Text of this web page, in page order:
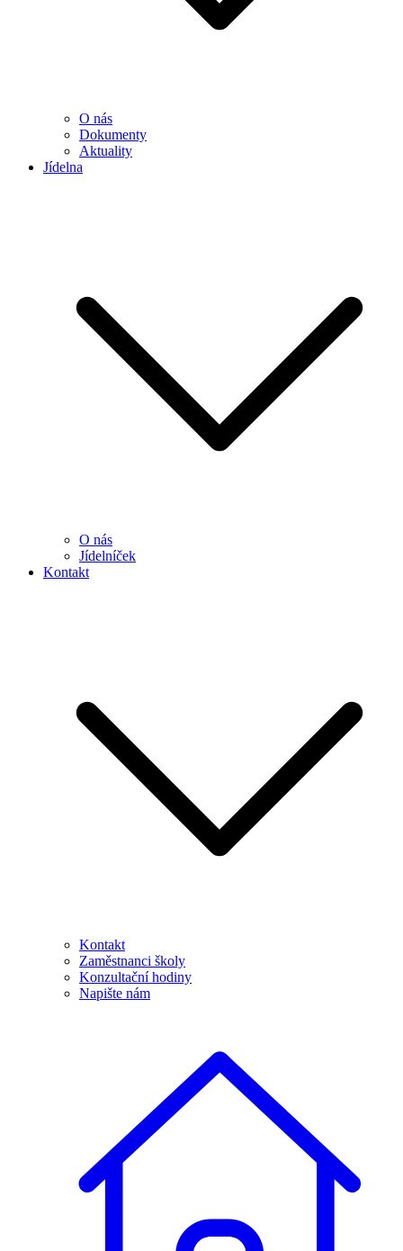
O nás
Dokumenty
Aktuality
Jídelna
O nás
Jídelníček
Kontakt
Kontakt
Zaměstnanci školy
Konzultační hodiny
Napište nám